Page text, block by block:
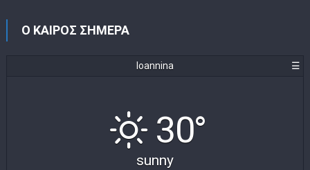
Ο ΚΑΙΡΟΣ ΣΗΜΕΡΑ
Ioannina ☰
30°
sunny